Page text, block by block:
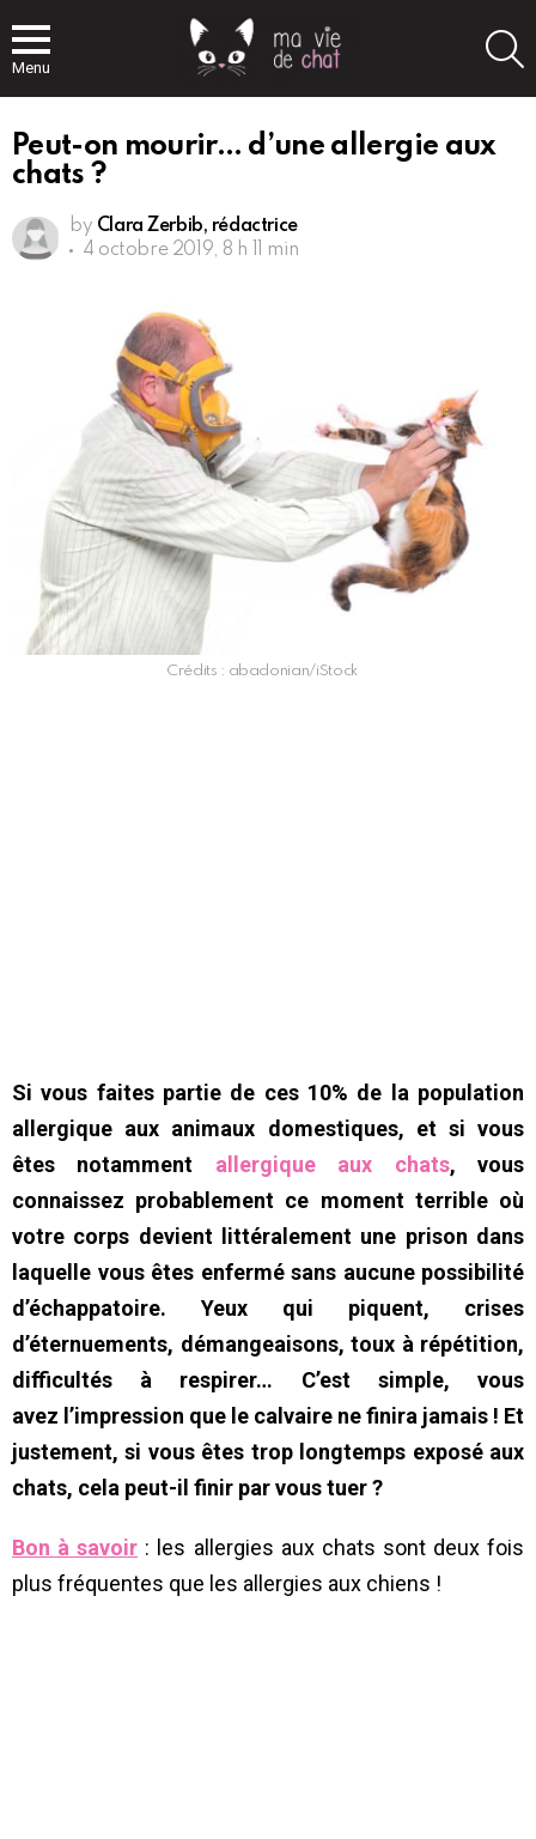
Menu
Peut-on mourir… d’une allergie aux
chats ?
by Clara Zerbib, rédactrice
4 octobre 2019, 8 h 11 min
Crédits : abadonian/iStock
Si vous faites partie de ces 10% de la population
allergique aux animaux domestiques, et si vous
êtes notamment allergique aux chats, vous
connaissez probablement ce moment terrible où
votre corps devient littéralement une prison dans
laquelle vous êtes enfermé sans aucune possibilité
d’échappatoire. Yeux qui piquent, crises
d’éternuements, démangeaisons, toux à répétition,
difficultés à respirer… C’est simple, vous
avez l’impression que le calvaire ne finira jamais ! Et
justement, si vous êtes trop longtemps exposé aux
chats, cela peut-il finir par vous tuer ?
Bon à savoir : les allergies aux chats sont deux fois
plus fréquentes que les allergies aux chiens !